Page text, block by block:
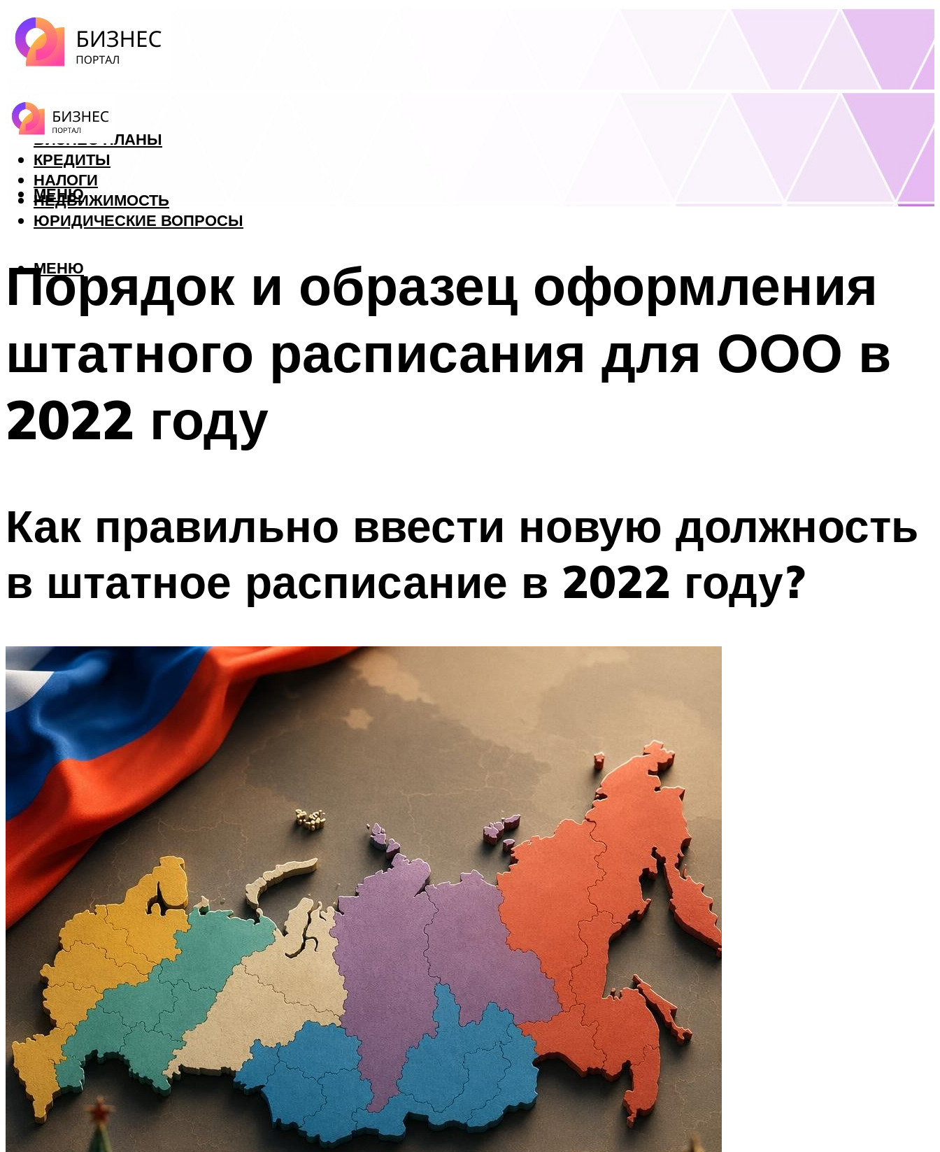
ФОРЕКС
БИЗНЕС ПЛАНЫ
КРЕДИТЫ
НАЛОГИ
НЕДВИЖИМОСТЬ
ЮРИДИЧЕСКИЕ ВОПРОСЫ
МЕНЮ
МЕНЮ
Порядок и образец оформления
штатного расписания для ООО в
2022 году
Как правильно ввести новую должность
в штатное расписание в 2022 году?